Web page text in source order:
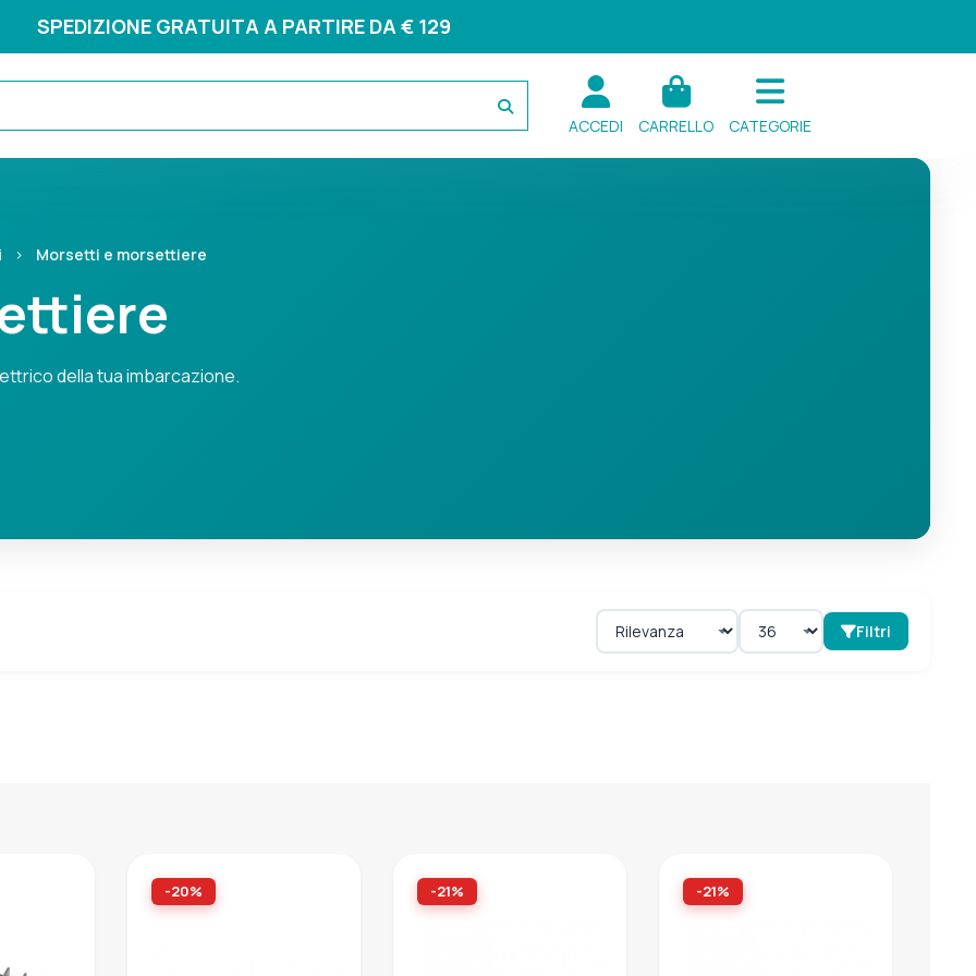
SPEDIZIONE GRATUITA A PARTIRE DA € 129
ACCEDI CARRELLO CATEGORIE
› Morsetti e morsettiere
della tua imbarcazione.
tua imbarcazione.
Filtri
-20% -21% -21%